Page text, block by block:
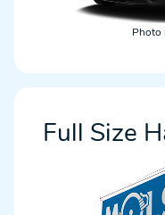
Photo
Full Size